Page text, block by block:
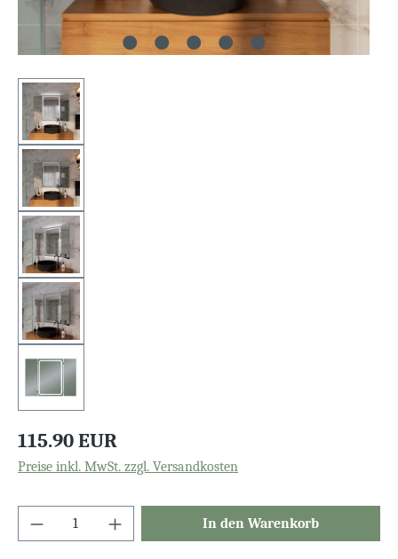
115.90 EUR
Preise inkl. MwSt. zzgl. Versandkosten
In den Warenkorb